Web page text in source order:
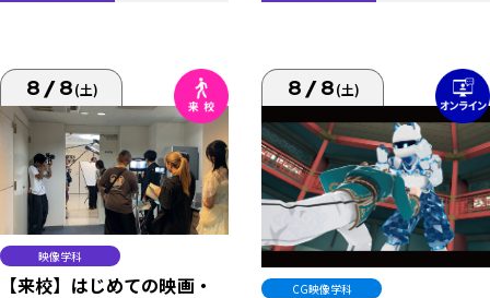
8/8(土)
映像学科
【来校】はじめての映画・
8/8(土)
CG映像学科